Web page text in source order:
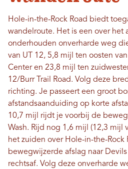
Hole-in-the-Rock Road biedt
wandelroute. Het is een over het
onderhouden onverharde weg
van UT 12, 5,8 mijl ten oosten
Center en 23,8 mijl ten
12/Burr Trail Road. Volg deze
richting. Je passeert een groot
afstandsaanduiding op korte
10,7 mijl rijdt je voorbij de
Wash. Rijd nog 1,6 mijl (12,3 mijl
het zuiden over Hole-in-the-Rock
bewegwijzerde afslag naar
rechtsaf. Volg deze onverharde